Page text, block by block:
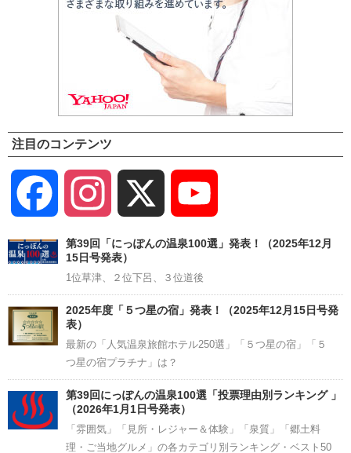
注目のコンテンツ
Facebook Instagram
Channel
第39回「にっぽんの温泉100選」発表！（2025年12月
15日号発表）
1位草津、２位下呂、３位道後
2025年度「５つ星の宿」発表！（2025年12月15日号発
表）
最新の「人気温泉旅館ホテル250選」「５つ星の宿」「５
つ星の宿プラチナ」は？
第39回にっぽんの温泉100選「投票理由別ランキング 」
（2026年1月1日号発表）
「雰囲気」「見所・レジャー＆体験」「泉質」「郷土料
理・ご当地グルメ」の各カテゴリ別ランキング・ベスト50